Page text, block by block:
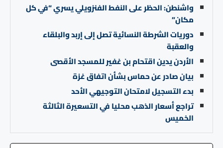
واشنطن: الحظر على النفط الفنزويلي يسري “في كل
مكان”
دوريات الشرطة النسائية تصل إلى إربد والبلقاء
والعقبة
الأردن يدين اقتحام بن غفير للمسجد الأقصى
بيان صادر عن حماس بشأن اتفاق غزة
بدء التسجيل لامتحان التوجيهي الأحد
تراجع أسعار الذهب محليا في التسعيرة الثالثة
الخميس